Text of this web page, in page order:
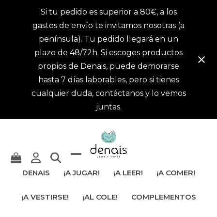
Si tu pedido es superior a 80€, a los
gastos de envío te invitamos nosotras (a
península). Tu pedido llegará en un
plazo de 48/72h. Si escoges productos
propios de Denais, puede demorarse
hasta 7 días laborables, pero si tienes
cualquier duda, contáctanos y lo vemos
juntas.
ocultar
móvil
DENAIS ¡A JUGAR! ¡A LEER! ¡A COMER!
¡A VESTIRSE! ¡AL COLE! COMPLEMENTOS